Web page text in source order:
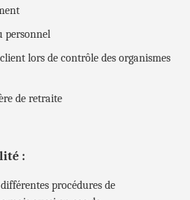
personnel
lors de contrôle des organismes
de retraite
:
procédures de